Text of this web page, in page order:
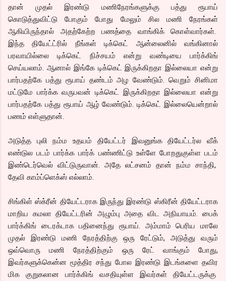
தான் முதல் இரண்டு மணிநேரங்களுக்கு பத்து ரூபாய்
கொடுத்துவிட்டு போகும் போது மேலும் சில மணி நேரங்கள்
ஆகியிருந்தால் அதற்கேற்ற பணத்தை வாங்கிக் கொள்வார்கள்.
இந்த தியேட்ட்ரில் நீங்கள் டிக்கெட் ஆன்லைனில் வங்கினால்
பரவாயில்லை டிக்கெட் நிச்சயம் என்று வண்டியை பார்க்கிங்
செய்யலாம். ஆனால் இங்கே டிக்கெட் இருக்கிறதா இல்லையா என்று
பார்பதற்கே பத்து ரூபாய் தண்டம் அழ வேண்டும். வெறும் சினிமா
மட்டுமே பார்க்க வருபவன் டிக்கெட் இருக்கிறதா இல்லையா என்று
பார்பதற்கே பத்து ரூபாய் ஆழ் வேண்டும். டிக்கெட் இல்லையென்றால்
பணம் எள்ளுதான்.
அடுத்த புலி நம்ம உதயம் தியேட்டர் இவனுங்க தியேட்டர்ல வீக்
எண்டுல படம் பார்க்க பார்க் பண்ணிட்டு உள்ளே போறதுகுள்ள படம்
இண்டெர்வெல் விட்டுருவான். அதே லட்சனம் தான் நம்ம சாந்தி,
தேவி காம்ப்ளெக்ஸ் எல்லாம்.
சிங்கிள் ஸ்க்ரீன் தியேட்டராக இருந்து இரண்டு ஸ்கிரீன் தியேட்டராக
மாறிய கமலா தியேட்டரின் அழும்பு அதை விட அநியாயம். பைக்
பார்க்கிங் டைரக்டாக பதினைந்து ரூபாய். அம்மாம் பெரிய மாலே
முதல் இரண்டு மணி நேரத்திற்கு ஒரு ரேட்டும், அடுத்து வரும்
ஒவ்வொரு மணி நேரத்திற்கும் ஒரு ரேட் வாங்கும் போது,
இவர்களுக்கென்ன மூத்திர சந்து போல இரண்டு இடங்களை தவிர
மிக குறுகலான பார்க்கிங் வசதியுள்ள இவர்கள் தியேட்டருக்கு